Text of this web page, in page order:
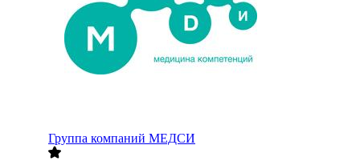
Группа компаний МЕДСИ